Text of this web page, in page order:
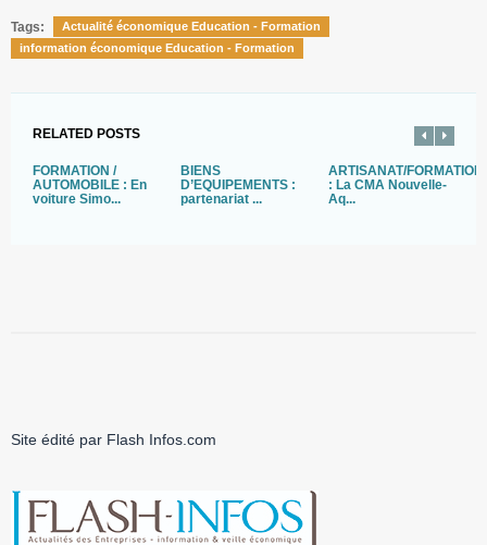
Tags:
Actualité économique Education - Formation
information économique Education - Formation
RELATED POSTS
FORMATION /
AUTOMOBILE : En
voiture Simo...
BIENS
D’EQUIPEMENTS :
partenariat ...
ARTISANAT/FORMATION
: La CMA Nouvelle-
Aq...
Site édité par Flash Infos.com